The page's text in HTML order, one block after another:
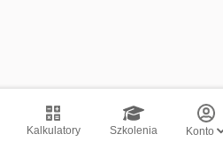
Kalkulatory Szkolenia Konto